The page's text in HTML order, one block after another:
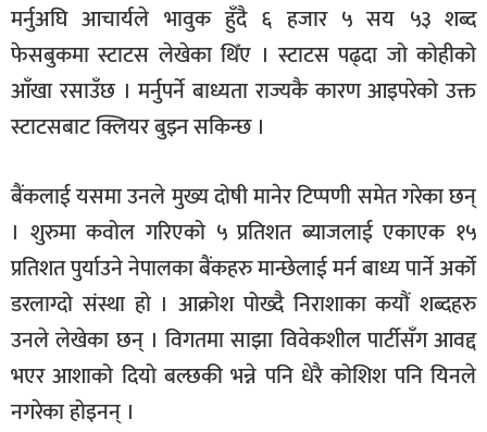
मर्नुअघि आचार्यले भावुक हुँदै ६ हजार ५ सय ५३ शब्द
फेसबुकमा स्टाटस लेखेका थिँए । स्टाटस पढ्दा जो कोहीको
आँखा रसाउँछ । मर्नुपर्ने बाध्यता राज्यकै कारण आइपरेको उक्त
स्टाटसबाट क्लियर बुझ्न सकिन्छ ।
बैंकलाई यसमा उनले मुख्य दोषी मानेर टिप्पणी समेत गरेका छन्
। शुरुमा कवोल गरिएको ५ प्रतिशत ब्याजलाई एकाएक १५
प्रतिशत पुर्याउने नेपालका बैंकहरु मान्छेलाई मर्न बाध्य पार्ने अर्को
डरलाग्दो संस्था हो । आक्रोश पोख्दै निराशाका कयौं शब्दहरु
उनले लेखेका छन् । विगतमा साझा विवेकशील पार्टीसँग आवद्द
भएर आशाको दियो बल्छकी भन्ने पनि धेरै कोशिश पनि यिनले
नगरेका होइनन् ।